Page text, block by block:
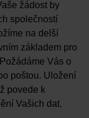
žádost by
společností
na delší
základem pro
Vás o
poštou. Uložení
povede k
Vašich dat.